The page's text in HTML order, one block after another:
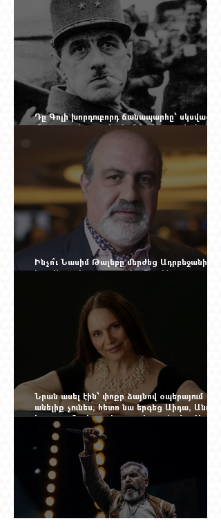
Դը Գոլի խորդուբորդ ճանապարհը՝ սկսված
մեղադրյալի աթոռից և մեկ սխալ գրված
Ինչո՞ւ Նասիմ Թալեբը մերժեց Ադրբեջանի
հրավերքը և պաշտպանեց Ռուբեն
Նրան ասել էին՝ փոքր ձայնով օպերայում
անելիք չունես, հետո նա երգեց Աիդա, Անուշ,
Իզոլդա, Տոսկա ու Կատյա Կաբանովա. Արաքս
Մանսուրյանը 80 տարեկան է